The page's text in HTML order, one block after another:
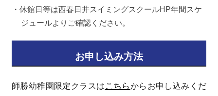
・休館日等は西春日井スイミングスクールHP年間スケ
ジュールよりご確認ください。
お申し込み方法
師勝幼稚園限定クラスは こちら からお申し込みくだ